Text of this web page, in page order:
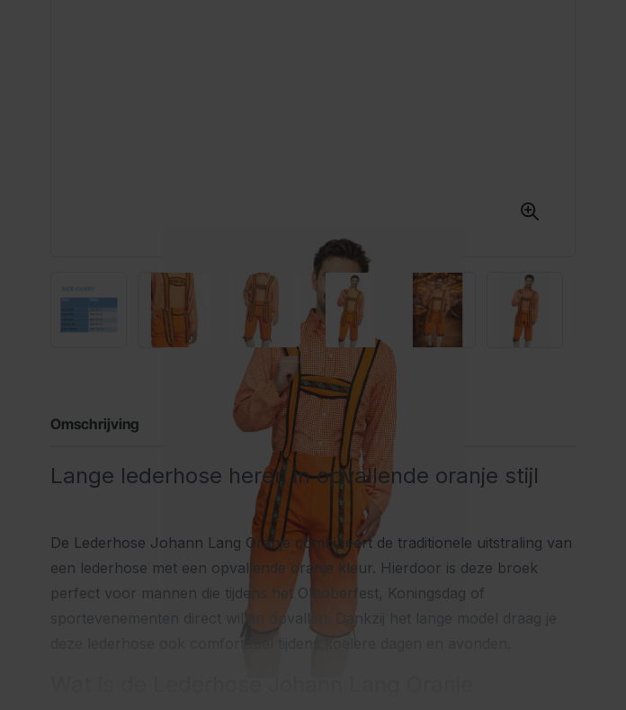
Omschrijving
Lange lederhose heren in opvallende oranje stijl
De Lederhose Johann Lang Oranje combineert de traditionele uitstraling van
een lederhose met een opvallende oranje kleur. Hierdoor is deze broek
perfect voor mannen die tijdens het Oktoberfest, Koningsdag of
sportevenementen direct willen opvallen. Dankzij het lange model draag je